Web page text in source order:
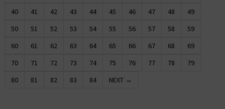
40
41 42 43 44 45 46 47 48
49
50
51 52 53 54 55 56 57 58
59
60
61 62 63 64 65 66 67 68
69
70
71 72 73 74 75 76 77 78
79
80
81 82 83 84 NEXT →